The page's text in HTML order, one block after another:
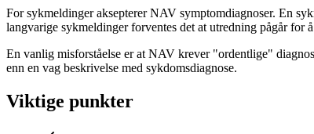
For sykmeldinger aksepterer NAV symptomdiagnoser. En
langvarige sykmeldinger forventes det at utredning pågår for
En vanlig misforståelse er at NAV krever "ordentlige"
enn en vag beskrivelse med sykdomsdiagnose.
Viktige punkter